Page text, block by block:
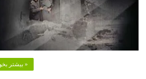
بیشتر بخوانید »